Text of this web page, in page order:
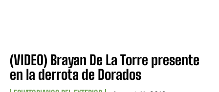
(VIDEO) Brayan De La Torre presente
en la derrota de Dorados